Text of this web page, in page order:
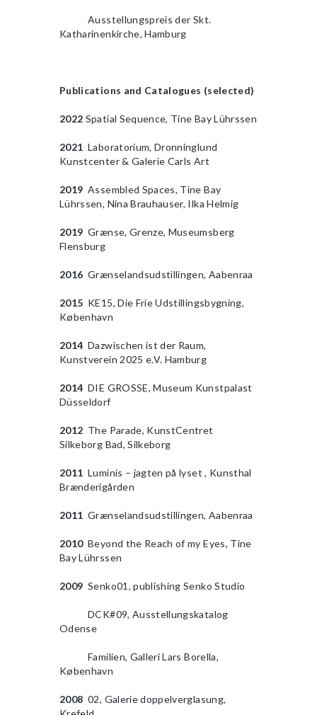
Ausstellungspreis der Skt.
Katharinenkirche, Hamburg
Publications and Catalogues (selected)
2022 Spatial Sequence, Tine Bay Lührssen
2021Laboratorium, Dronninglund
Kunstcenter & Galerie Carls Art
2019 Assembled Spaces, Tine Bay
Lührssen, Nina Brauhauser, Ilka Helmig
2019 Grænse, Grenze, Museumsberg
Flensburg
2016 Grænselandsudstillingen, Aabenraa
2015 KE15, Die Frie Udstillingsbygning,
København
2014 Dazwischen ist der Raum,
Kunstverein 2025 e.V. Hamburg
2014 DIE GROSSE, Museum Kunstpalast
Düsseldorf
2012 The Parade, KunstCentret
Silkeborg Bad, Silkeborg
2011 Luminis – jagten på lyset , Kunsthal
Brænderigården
2011 Grænselandsudstillingen, Aabenraa
2010Beyond the Reach of my Eyes, Tine
Bay Lührssen
2009 Senko01, publishing Senko Studio
DCK#09, Ausstellungskatalog
Odense
Familien, Galleri Lars Borella,
København
2008 02, Galerie doppelverglasung,